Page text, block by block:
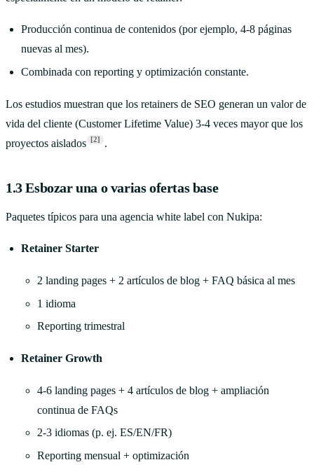
Producción continua de contenidos (por ejemplo, 4-8 páginas
nuevas al mes).
Combinada con reporting y optimización constante.
Los estudios muestran que los retainers de SEO generan un valor de
vida del cliente (Customer Lifetime Value) 3-4 veces mayor que los
proyectos aislados
[2] .
1.3 Esbozar una o varias ofertas base
Paquetes típicos para una agencia white label con Nukipa:
Retainer Starter
2 landing pages + 2 artículos de blog + FAQ básica al mes
1 idioma
Reporting trimestral
Retainer Growth
4-6 landing pages + 4 artículos de blog + ampliación
continua de FAQs
2-3 idiomas (p. ej. ES/EN/FR)
Reporting mensual + optimización